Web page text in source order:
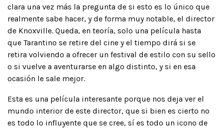
clara una vez más la pregunta de si esto es lo único que
realmente sabe hacer, y de forma muy notable, el director
de Knoxville. Queda, en teoría, solo una película hasta
que Tarantino se retire del cine y el tiempo dirá si se
retira volviendo a ofrecer un festival de estilo con su sello
o si vuelve a aventurarse en algo distinto, y si en esa
ocasión le sale mejor.
Esta es una película interesante porque nos deja ver el
mundo interior de este director, que si bien es cierto no
es todo lo influyente que se cree, sí es todo un icono de